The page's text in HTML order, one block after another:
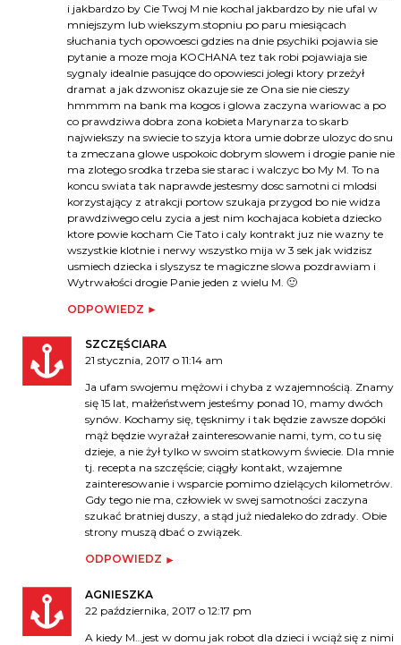
i jakbardzo by Cie Twoj M nie kochal jakbardzo by nie ufal w
mniejszym lub wiekszym.stopniu po paru miesiącach
słuchania tych opowoesci gdzies na dnie psychiki pojawia sie
pytanie a moze moja KOCHANA tez tak robi pojawiaja sie
sygnaly idealnie pasujqce do opowiesci jolegi ktory przeżył
dramat a jak dzwonisz okazuje sie ze Ona sie nie cieszy
hmmmm na bank ma kogos i glowa zaczyna wariowac a po
co prawdziwa dobra zona kobieta Marynarza to skarb
najwiekszy na swiecie to szyja ktora umie dobrze ulozyc do snu
ta zmeczana glowe uspokoic dobrym slowem i drogie panie nie
ma zlotego srodka trzeba sie starac i walczyc bo My M. To na
koncu swiata tak naprawde jestesmy dosc samotni ci mlodsi
korzystający z atrakcji portow szukaja przygod bo nie widza
prawdziwego celu zycia a jest nim kochajaca kobieta dziecko
ktore powie kocham Cie Tato i caly kontrakt juz nie wazny te
wszystkie klotnie i nerwy wszystko mija w 3 sek jak widzisz
usmiech dziecka i slyszysz te magiczne slowa pozdrawiam i
Wytrwałości drogie Panie jeden z wielu M. 🙂
ODPOWIEDZ
SZCZĘŚCIARA
21 stycznia, 2017 o 11:14 am
Ja ufam swojemu mężowi i chyba z wzajemnością. Znamy
się 15 lat, małżeństwem jesteśmy ponad 10, mamy dwóch
synów. Kochamy się, tęsknimy i tak będzie zawsze dopóki
mąż będzie wyrażał zainteresowanie nami, tym, co tu się
dzieje, a nie żył tylko w swoim statkowym świecie. Dla mnie
tj. recepta na szczęście; ciągły kontakt, wzajemne
zainteresowanie i wsparcie pomimo dzielących kilometrów.
Gdy tego nie ma, człowiek w swej samotności zaczyna
szukać bratniej duszy, a stąd już niedaleko do zdrady. Obie
strony muszą dbać o związek.
ODPOWIEDZ
AGNIESZKA
22 października, 2017 o 12:17 pm
A kiedy M…jest w domu jak robot dla dzieci i wciąż się z nimi